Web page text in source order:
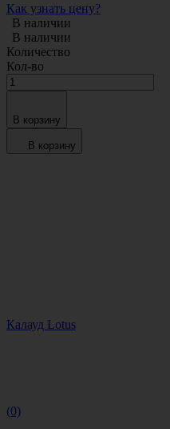
Как узнать цену?
В наличии
В наличии
Количество
Кол-во
В корзину
В корзину
Калауд Lotus
(0)